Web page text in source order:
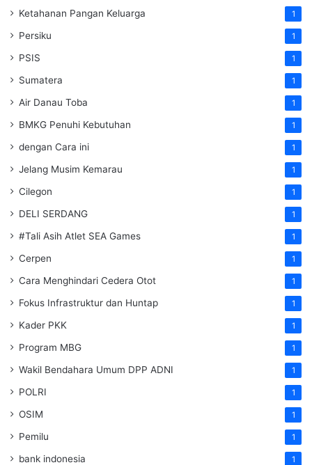
Ketahanan Pangan Keluarga 1
Persiku 1
PSIS 1
Sumatera 1
Air Danau Toba 1
BMKG Penuhi Kebutuhan 1
dengan Cara ini 1
Jelang Musim Kemarau 1
Cilegon 1
DELI SERDANG 1
#Tali Asih Atlet SEA Games 1
Cerpen 1
Cara Menghindari Cedera Otot 1
Fokus Infrastruktur dan Huntap 1
Kader PKK 1
Program MBG 1
Wakil Bendahara Umum DPP ADNI 1
POLRI 1
OSIM 1
Pemilu 1
bank indonesia 1